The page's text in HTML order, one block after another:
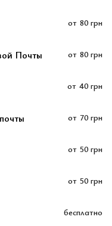
от 80 грн
Почты от 80 грн
от 40 грн
от 70 грн
от 50 грн
от 50 грн
бесплатно